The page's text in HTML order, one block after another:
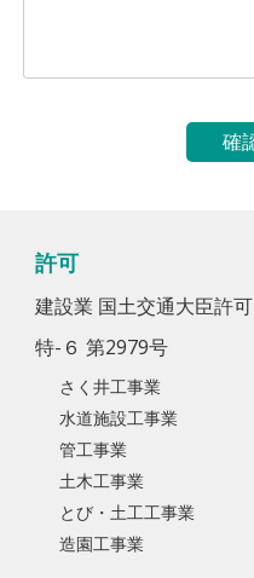
許可
建設業 国土交通大臣許可
特-６ 第2979号
さく井工事業
水道施設工事業
管工事業
土木工事業
とび・土工工事業
造園工事業